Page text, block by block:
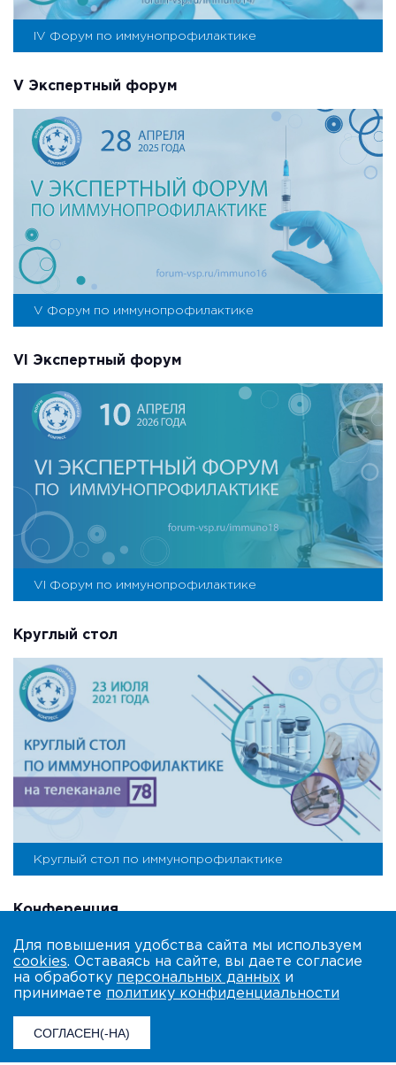
IV Форум по иммунопрофилактике
V Экспертный форум
V Форум по иммунопрофилактике
VI Экспертный форум
VI Форум по иммунопрофилактике
Круглый стол
Круглый стол по иммунопрофилактике
Конференция
Для повышения удобства сайта мы используем
cookies. Оставаясь на сайте, вы даете согласие
на обработку персональных данных и
принимаете политику конфиденциальности
СОГЛАСЕН(-НА)